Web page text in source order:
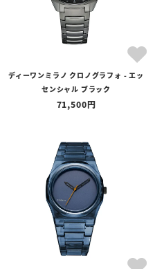
ディーワンミラノ クロノグラフォ - エッ
センシャル ブラック
71,500